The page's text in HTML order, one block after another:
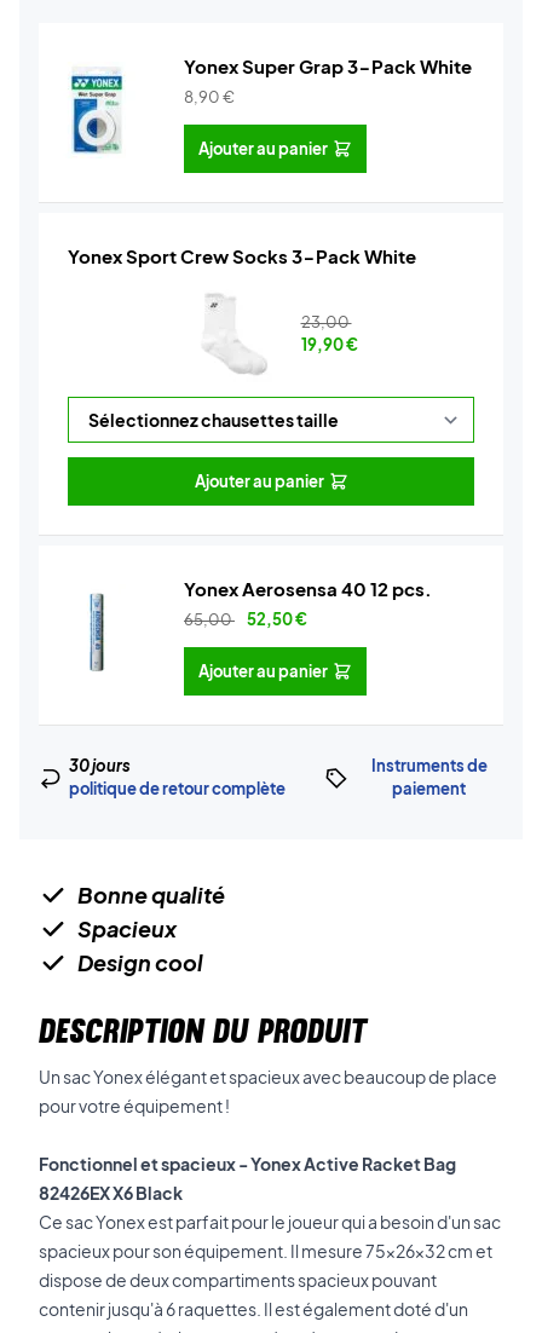
Yonex Super Grap 3-Pack White
8,90€
Ajouter au panier
Yonex Sport Crew Socks 3-Pack White
23,00
19,90€
Ajouter au panier
Yonex Aerosensa 40 12 pcs.
65,00 52,50€
Ajouter au panier
30 jours
politique de retour complète
Instruments de
paiement
Bonne qualité
Spacieux
Design cool
DESCRIPTION DU PRODUIT
Un sac Yonex élégant et spacieux avec beaucoup de place
pour votre équipement !
Fonctionnel et spacieux - Yonex Active Racket Bag
82426EX X6 Black
Ce sac Yonex est parfait pour le joueur qui a besoin d'un sac
spacieux pour son équipement. Il mesure 75x26x32 cm et
dispose de deux compartiments spacieux pouvant
contenir jusqu'à 6 raquettes. Il est également doté d'un